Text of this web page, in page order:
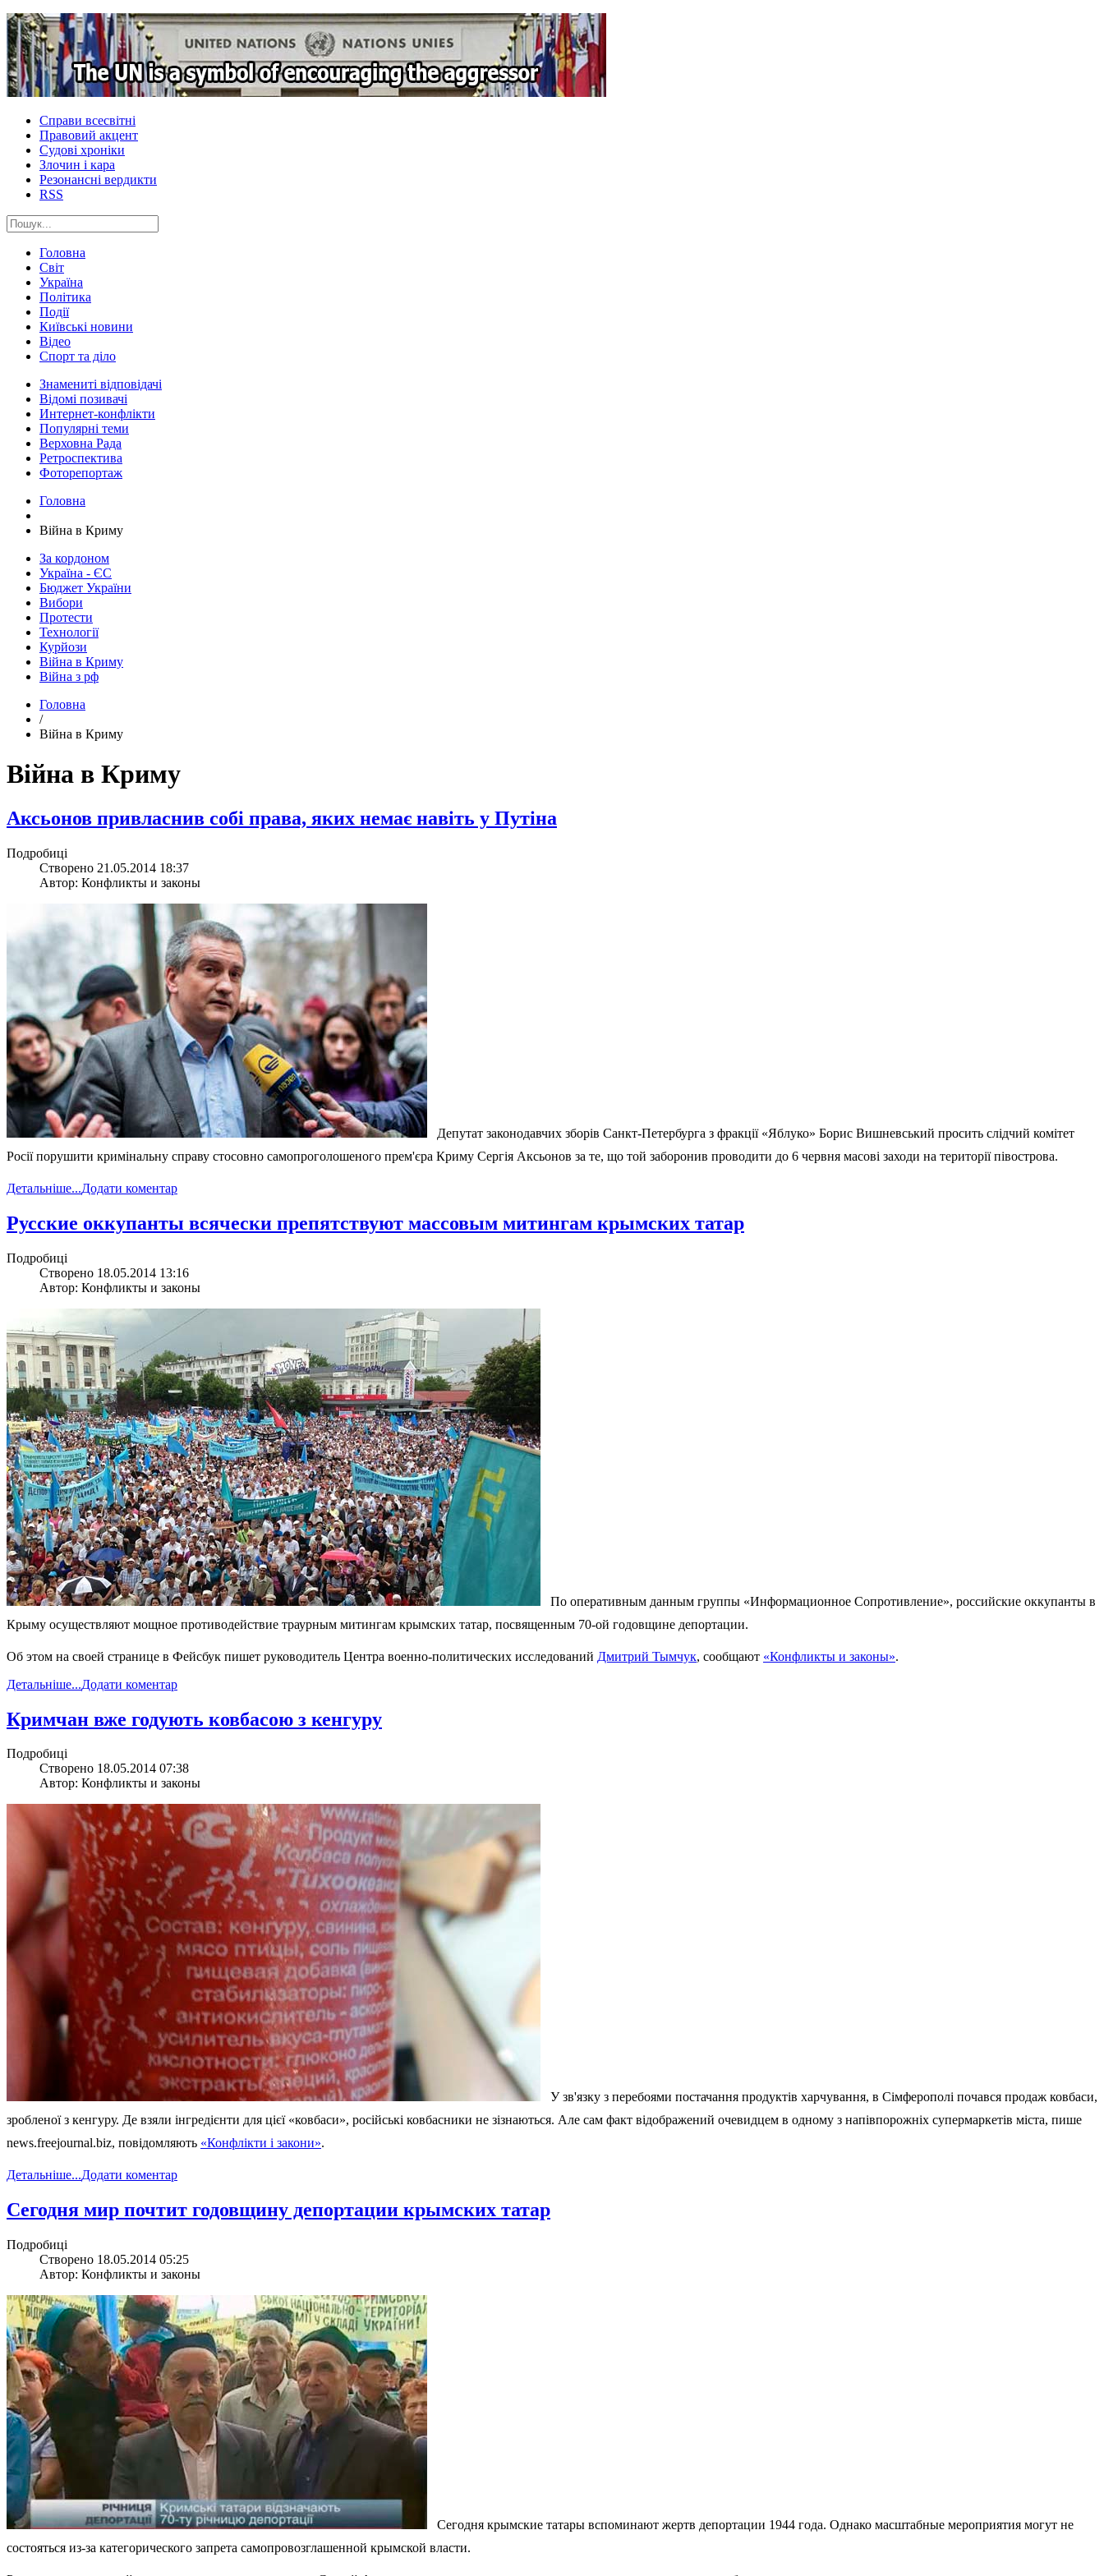
Справи всесвітні
Правовий акцент
Судові хроніки
Злочин і кара
Резонансні вердикти
RSS
Головна
Світ
Україна
Політика
Події
Київські новини
Відео
Спорт та діло
Знамениті відповідачі
Відомі позивачі
Интернет-конфлікти
Популярні теми
Верховна Рада
Ретроспектива
Фоторепортаж
Головна
Війна в Криму
За кордоном
Україна - ЄС
Бюджет України
Вибори
Протести
Технології
Курйози
Війна в Криму
Війна з рф
Головна
/
Війна в Криму
Війна в Криму
Аксьонов привласнив собі права, яких немає навіть у Путіна
Подробиці
Створено 21.05.2014 18:37
Автор: Конфликты и законы
Депутат законодавчих зборів Санкт-Петербурга з фракції «Яблуко» Борис Вишневський просить слідчий комітет
Росії порушити кримінальну справу стосовно самопроголошеного прем'єра Криму Сергія Аксьонов за те, що той заборонив проводити до 6 червня масові заходи на території півострова.
Детальніше...Додати коментар
Русские оккупанты всячески препятствуют массовым митингам крымских татар
Подробиці
Створено 18.05.2014 13:16
Автор: Конфликты и законы
По оперативным данным группы «Информационное Сопротивление», российские оккупанты в
Крыму осуществляют мощное противодействие траурным митингам крымских татар, посвященным 70-ой годовщине депортации.
Об этом на своей странице в Фейсбук пишет руководитель Центра военно-политических исследований Дмитрий Тымчук, сообщают «Конфликты и законы».
Детальніше...Додати коментар
Кримчан вже годують ковбасою з кенгуру
Подробиці
Створено 18.05.2014 07:38
Автор: Конфликты и законы
У зв'язку з перебоями постачання продуктів харчування, в Сімферополі почався продаж ковбаси,
зробленої з кенгуру. Де взяли інгредієнти для цієї «ковбаси», російські ковбасники не зізнаються. Але сам факт відображений очевидцем в одному з напівпорожніх супермаркетів міста, пише
news.freejournal.biz, повідомляють «Конфлікти і закони».
Детальніше...Додати коментар
Сегодня мир почтит годовщину депортации крымских татар
Подробиці
Створено 18.05.2014 05:25
Автор: Конфликты и законы
Сегодня крымские татары вспоминают жертв депортации 1944 года. Однако масштабные мероприятия могут не
состояться из-за категорического запрета самопровозглашенной крымской власти.